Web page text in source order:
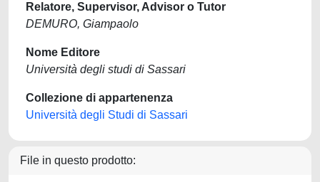
Relatore, Supervisor, Advisor o Tutor
DEMURO, Giampaolo
Nome Editore
Università degli studi di Sassari
Collezione di appartenenza
Università degli Studi di Sassari
File in questo prodotto: